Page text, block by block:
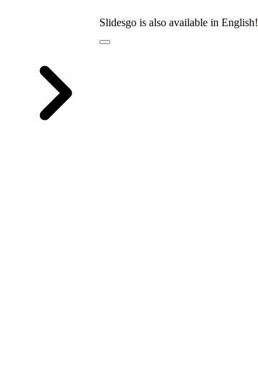
Slidesgo is also available in English!